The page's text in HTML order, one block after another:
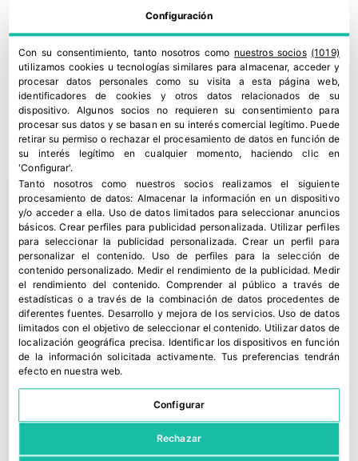
Configuración
Con su consentimiento, tanto nosotros como nuestros socios (1019)
utilizamos cookies u tecnologías similares para almacenar, acceder y
procesar datos personales como su visita a esta página web,
identificadores de cookies y otros datos relacionados de su
dispositivo. Algunos socios no requieren su consentimiento para
procesar sus datos y se basan en su interés comercial legítimo. Puede
retirar su permiso o rechazar el procesamiento de datos en función de
su interés legítimo en cualquier momento, haciendo clic en
'Configurar'.
Tanto nosotros como nuestros socios realizamos el siguiente
procesamiento de datos: Almacenar la información en un dispositivo
y/o acceder a ella. Uso de datos limitados para seleccionar anuncios
básicos.Crear perfiles para publicidad personalizada. Utilizar perfiles
para seleccionar la publicidad personalizada.Crear un perfil para
personalizar el contenido. Uso de perfiles para la selección de
contenido personalizado. Medir el rendimiento de la publicidad. Medir
el rendimiento del contenido.Comprender al público a través de
estadísticas o a través de la combinación de datos procedentes de
diferentes fuentes. Desarrollo y mejora de los servicios. Uso de datos
limitados con el objetivo de seleccionar el contenido. Utilizar datos de
localización geográfica precisa. Identificar los dispositivos en función
de la información solicitada activamente. Tus preferencias tendrán
efecto en nuestra web.
Configurar
Rechazar